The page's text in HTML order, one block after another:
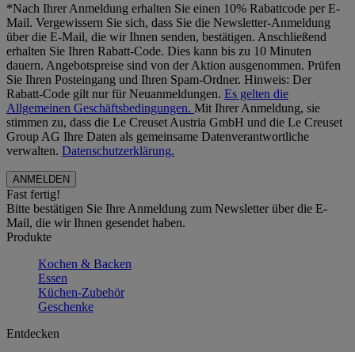
*Nach Ihrer Anmeldung erhalten Sie einen 10% Rabattcode per E-
Mail. Vergewissern Sie sich, dass Sie die Newsletter-Anmeldung
über die E-Mail, die wir Ihnen senden, bestätigen. Anschließend
erhalten Sie Ihren Rabatt-Code. Dies kann bis zu 10 Minuten
dauern. Angebotspreise sind von der Aktion ausgenommen. Prüfen
Sie Ihren Posteingang und Ihren Spam-Ordner. Hinweis: Der
Rabatt-Code gilt nur für Neuanmeldungen. Es gelten die
Allgemeinen Geschäftsbedingungen. Mit Ihrer Anmeldung, sie
stimmen zu, dass die Le Creuset Austria GmbH und die Le Creuset
Group AG Ihre Daten als gemeinsame Datenverantwortliche
verwalten. Datenschutzerklärung.
Fast fertig!
Bitte bestätigen Sie Ihre Anmeldung zum Newsletter über die E-
Mail, die wir Ihnen gesendet haben.
Produkte
Kochen & Backen
Essen
Küchen-Zubehör
Geschenke
Entdecken